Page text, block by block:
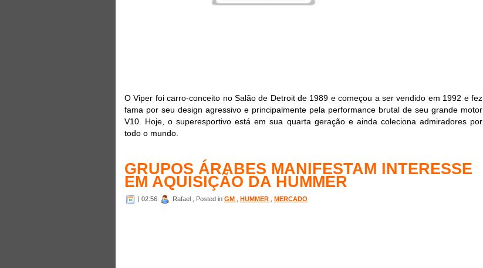
O Viper foi carro-conceito no Salão de Detroit de 1989 e começou a ser vendido em 1992 e fez
fama por seu design agressivo e principalmente pela performance brutal de seu grande motor
V10. Hoje, o superesportivo está em sua quarta geração e ainda coleciona admiradores por
todo o mundo.
GRUPOS ÁRABES MANIFESTAM INTERESSE
EM AQUISIÇÃO DA HUMMER
| 02:56 Rafael , Posted in GM HUMMER MERCADO